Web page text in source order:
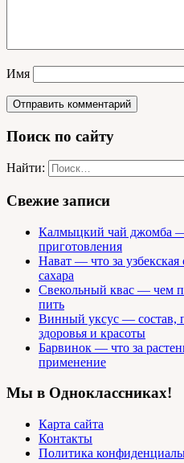
Имя
Поиск по сайту
Найти:
Свежие записи
Калмыцкий чай джомба
приготовления
Нават — что за узбекская
сахара
Свекольный квас — чем
пить
Винный уксус — состав,
здоровья и красоты
Барвинок — что за
применение
Мы в Одноклассниках!
Карта сайта
Контакты
Политика